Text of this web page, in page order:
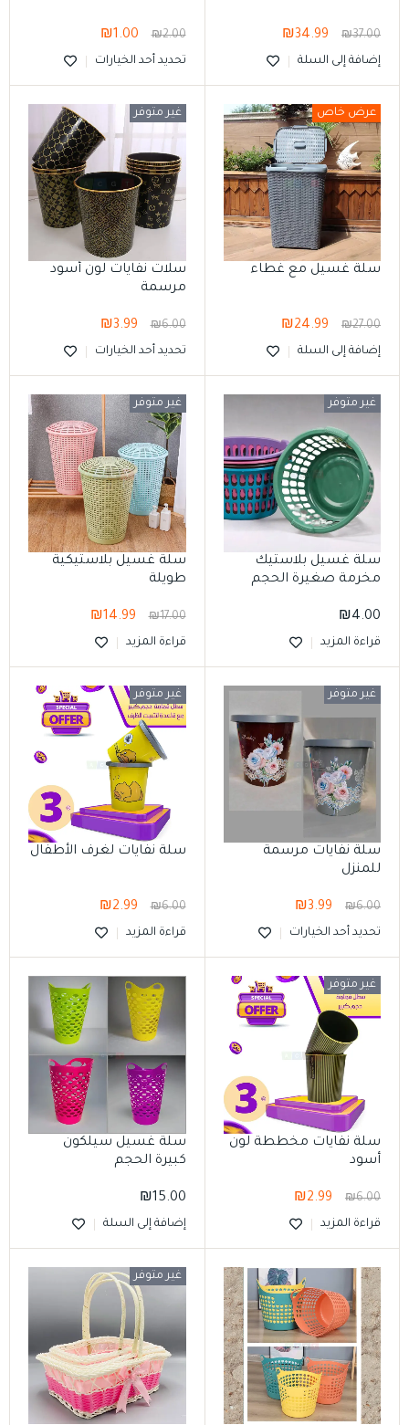
₪37.00
₪34.99
إضافة إلى السلة
₪2.00
₪1.00
تحديد أحد الخيارات
سلة غسيل مع غطاء
عرض خاص
₪27.00
₪24.99
إضافة إلى السلة
سلات نفايات لون أسود
مرسمة
غير متوفر
₪6.00
₪3.99
تحديد أحد الخيارات
سلة غسيل بلاستيك
مخرمة صغيرة الحجم
غير متوفر
₪4.00
قراءة المزيد
سلة غسيل بلاستيكية
طويلة
غير متوفر
₪17.00
₪14.99
قراءة المزيد
سلة نفايات مرسمة
للمنزل
غير متوفر
₪6.00
₪3.99
تحديد أحد الخيارات
سلة نفايات لغرف الأطفال
غير متوفر
₪6.00
₪2.99
قراءة المزيد
سلة نفايات مخططة لون
أسود
غير متوفر
₪6.00
₪2.99
قراءة المزيد
سلة غسيل سيلكون
كبيرة الحجم
₪15.00
إضافة إلى السلة
غير متوفر